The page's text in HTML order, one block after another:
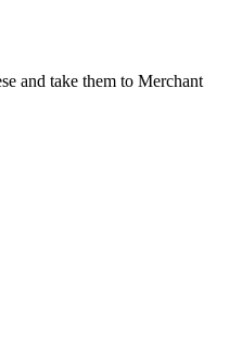
and take them to Merchant